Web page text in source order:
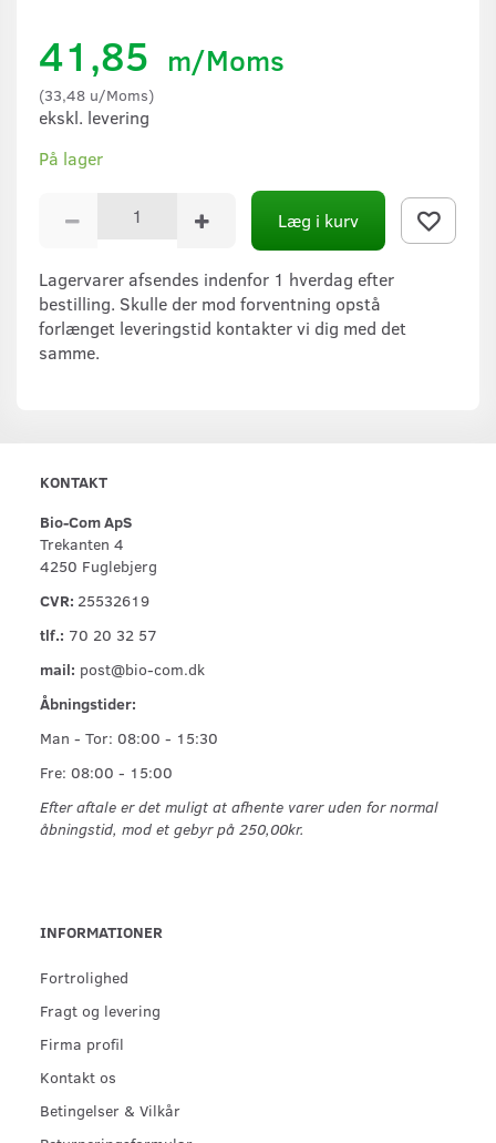
41,85 m/Moms
(33,48 u/Moms)
ekskl. levering
På lager
Læg i kurv
Lagervarer afsendes indenfor 1 hverdag efter
bestilling. Skulle der mod forventning opstå
forlænget leveringstid kontakter vi dig med det
samme.
KONTAKT
Bio-Com ApS
Trekanten 4
4250 Fuglebjerg
CVR: 25532619
tlf.: 70 20 32 57
mail: post@bio-com.dk
Åbningstider:
Man - Tor: 08:00 - 15:30
Fre: 08:00 - 15:00
Efter aftale er det muligt at afhente varer uden for normal
åbningstid, mod et gebyr på 250,00kr.
INFORMATIONER
Fortrolighed
Fragt og levering
Firma profil
Kontakt os
Betingelser & Vilkår